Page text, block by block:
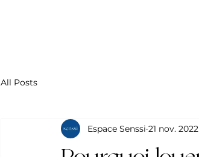
All Posts
Espace Senssi 21 nov. 2022